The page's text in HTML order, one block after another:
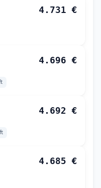
4.731 €
4.696 €
4.692 €
4.685 €